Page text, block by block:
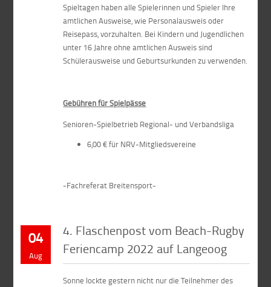
Spieltagen haben alle Spielerinnen und Spieler Ihre
amtlichen Ausweise, wie Personalausweis oder
Reisepass, vorzuhalten. Bei Kindern und Jugendlichen
unter 16 Jahre ohne amtlichen Ausweis sind
Schülerausweise und Geburtsurkunden zu verwenden.
Gebühren für Spielpässe
Senioren-Spielbetrieb Regional- und Verbandsliga
6,00 € für NRV-Mitgliedsvereine
-Fachreferat Breitensport-
04
Aug
4. Flaschenpost vom Beach-Rugby
Feriencamp 2022 auf Langeoog
Sonne lockte gestern nicht nur die Teilnehmer des